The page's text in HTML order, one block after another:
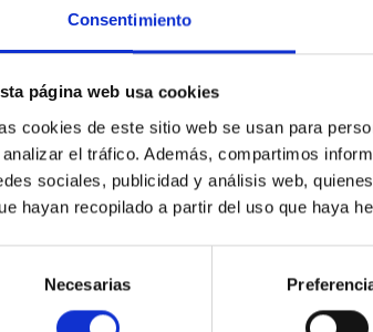
Consentimiento
página web usa cookies
cookies de este sitio web se usan para
el tráfico. Además, compartimos
sociales, publicidad y análisis web,
hayan recopilado a partir del uso que haya
Necesarias
Caracterización de
Los detectores, a pesar de su
de aplicaciones cotidianas,